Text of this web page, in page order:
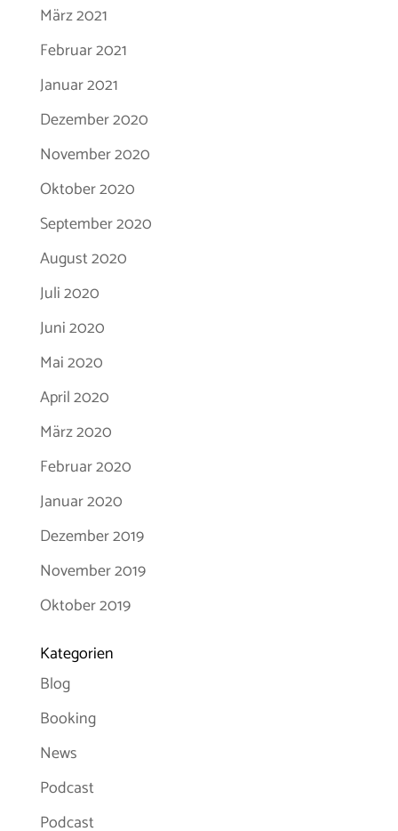
März 2021
Februar 2021
Januar 2021
Dezember 2020
November 2020
Oktober 2020
September 2020
August 2020
Juli 2020
Juni 2020
Mai 2020
April 2020
März 2020
Februar 2020
Januar 2020
Dezember 2019
November 2019
Oktober 2019
Kategorien
Blog
Booking
News
Podcast
Podcast